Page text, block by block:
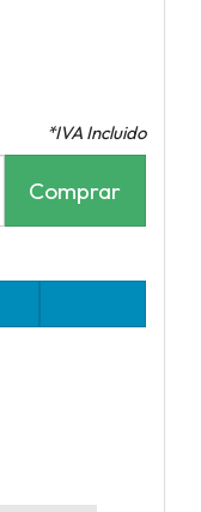
*IVA Incluido
Comprar